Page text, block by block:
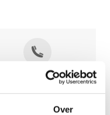
Over